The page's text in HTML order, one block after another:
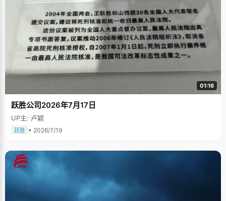
01:16
跃胜公司2026年7月17日
UP主: 卢颖
跃胜 • 2026/7/19